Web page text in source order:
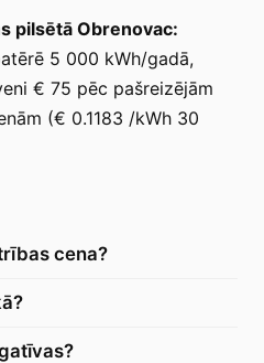
pilsētā Obrenovac:
5 000 kWh/gadā,
€ 75 pēc pašreizējām
(€ 0.1183 /kWh 30
cena?